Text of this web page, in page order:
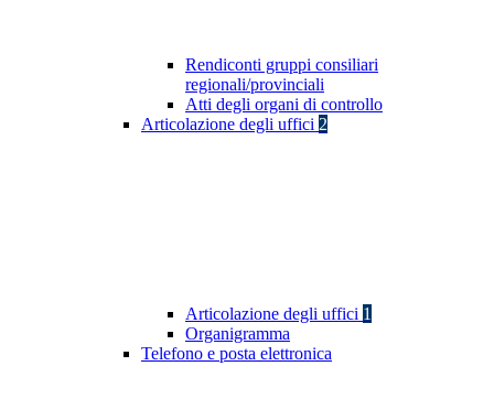
Rendiconti gruppi consiliari
regionali/provinciali
Atti degli organi di controllo
Articolazione degli uffici 2
Articolazione degli uffici 1
Organigramma
Telefono e posta elettronica